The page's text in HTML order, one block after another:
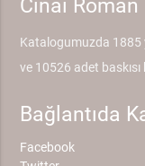
Cinai Roman
Katalogumuzda 1885
ve 10526 adet
Bağlantıda
Facebook